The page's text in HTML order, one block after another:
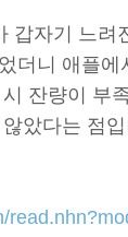
갑자기 느려
더니 애플
잔량이 부
았다는 점